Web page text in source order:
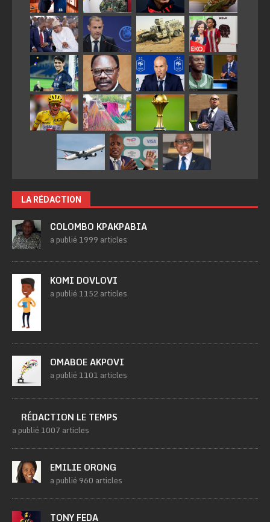
LA RÉDACTION
COLOMBO KPAKPABIA
a publié 1999 articles
KOMI DOVLOVI
a publié 1152 articles
OMABOE AKPOVI
a publié 1101 articles
RÉDACTION LE TEMPS
a publié 1007 articles
EMILIE ORONG
a publié 960 articles
TONY FEDA